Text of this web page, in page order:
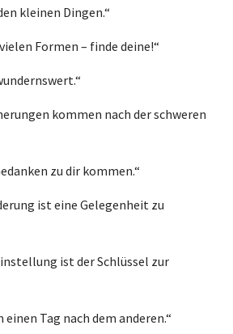
kleinen Dingen.“
Formen – finde deine!“
kommen nach der schweren
zu dir kommen.“
ist eine Gelegenheit zu
ist der Schlüssel zur
einen Tag nach dem anderen.“